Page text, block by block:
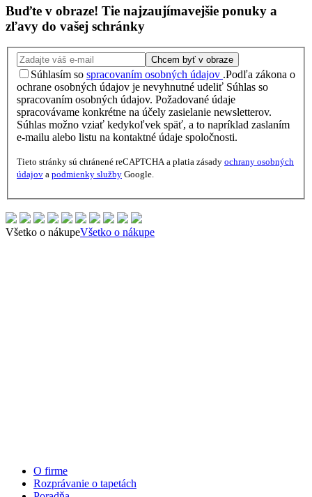
Buďte v obraze! Tie najzaujímavejšie ponuky a
zľavy do vašej schránky
Chcem byť v obraze
Súhlasím so spracovaním osobných údajov .Podľa zákona o
ochrane osobných údajov je nevyhnutné udeliť Súhlas so
spracovaním osobných údajov. Požadované údaje
spracovávame konkrétne na účely zasielanie newsletterov.
Súhlas možno vziať kedykoľvek späť, a to napríklad zaslaním
e-mailu alebo listu na kontaktné údaje spoločnosti.
Tieto stránky sú chránené reCAPTCHA a platia zásady ochrany osobných
údajov a podmienky služby Google.
Všetko o nákupeVšetko o nákupe
O firme
Rozprávanie o tapetách